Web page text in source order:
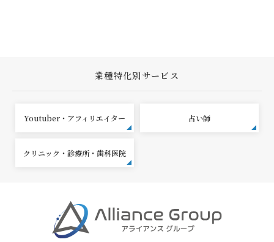
業種特化別サービス
Youtuber・アフィリエイター 占い師
クリニック・診療所・歯科医院